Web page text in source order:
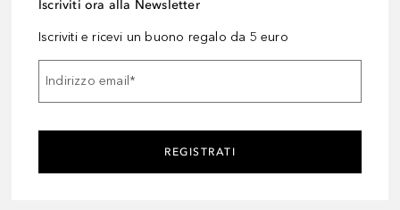
Iscriviti ora alla Newsletter
Iscriviti e ricevi un buono regalo da 5 euro
Indirizzo email*
REGISTRATI